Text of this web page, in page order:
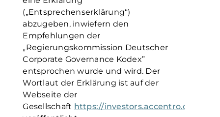
(„Entsprechenserklärung“)
abzugeben, inwiefern den
Empfehlungen der
„Regierungskommission Deutscher
Corporate Governance Kodex”
entsprochen wurde und wird. Der
Wortlaut der Erklärung ist auf der
Webseite der
Gesellschaft https://investors.accentro.de/